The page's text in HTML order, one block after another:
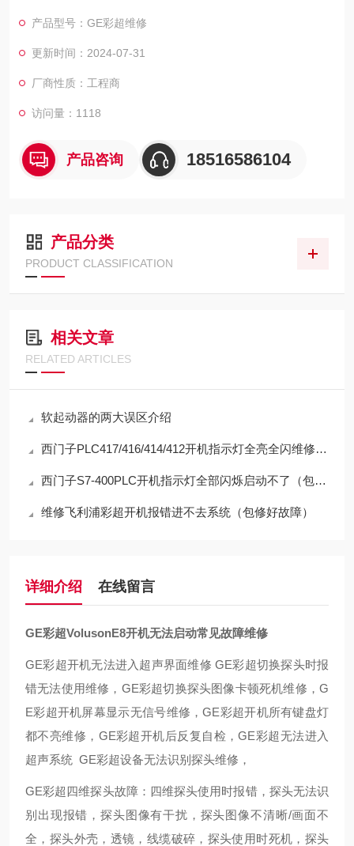
产品型号：GE彩超维修
更新时间：2024-07-31
厂商性质：工程商
访问量：1118
产品咨询 18516586104
产品分类
PRODUCT CLASSIFICATION
相关文章
RELATED ARTICLES
软起动器的两大误区介绍
西门子PLC417/416/414/412开机指示灯全亮全闪维修方法
西门子S7-400PLC开机指示灯全部闪烁启动不了（包修好）
维修飞利浦彩超开机报错进不去系统（包修好故障）
详细介绍 在线留言
GE彩超VolusonE8开机无法启动常见故障维修
GE彩超开机无法进入超声界面维修 GE彩超切换探头时报
错无法使用维修，GE彩超切换探头图像卡顿死机维修，G
E彩超开机屏幕显示无信号维修，GE彩超开机所有键盘灯
都不亮维修，GE彩超开机后反复自检，GE彩超无法进入
超声系统 GE彩超设备无法识别探头维修，
GE彩超四维探头故障：四维探头使用时报错，探头无法识
别出现报错，探头图像有干扰，探头图像不清晰/画面不
全，探头外壳，透镜，线缆破碎，探头使用时死机，探头